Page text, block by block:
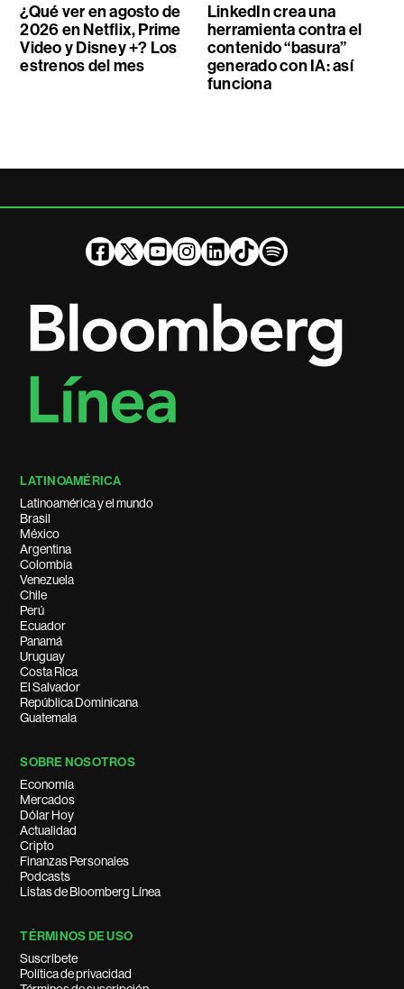
¿Qué ver en agosto de
2026 en Netflix, Prime
Video y Disney +? Los
estrenos del mes
LinkedIn crea una
herramienta contra el
contenido “basura”
generado con IA: así
funciona
LATINOAMÉRICA
Latinoamérica y el mundo
Brasil
México
Argentina
Colombia
Venezuela
Chile
Perú
Ecuador
Panamá
Uruguay
Costa Rica
El Salvador
República Dominicana
Guatemala
SOBRE NOSOTROS
Economía
Mercados
Dólar Hoy
Actualidad
Cripto
Finanzas Personales
Podcasts
Listas de Bloomberg Línea
TÉRMINOS DE USO
Suscríbete
Política de privacidad